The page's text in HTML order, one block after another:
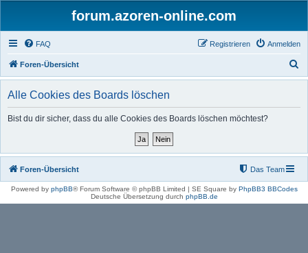
forum.azoren-online.com
FAQ Anmelden
Registrieren
Foren-Übersicht
u
Alle Cookies des Boards löschen
Bist du dir sicher, dass du alle Cookies des Boards löschen möchtest?
Foren-Übersicht Das Team
Powered by phpBB® Forum Software © phpBB Limited | SE Square by PhpBB3 BBCodes
Deutsche Übersetzung durch phpBB.de